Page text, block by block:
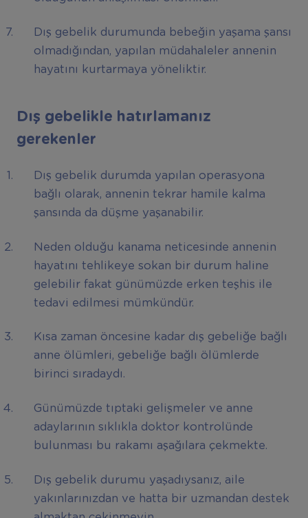
Dış gebelik durumunda bebeğin yaşama şansı
olmadığından, yapılan müdahaleler annenin
hayatını kurtarmaya yöneliktir.
Dış gebelikle hatırlamanız
gerekenler
Dış gebelik durumda yapılan operasyona
bağlı olarak, annenin tekrar hamile kalma
şansında da düşme yaşanabilir.
Neden olduğu kanama neticesinde annenin
hayatını tehlikeye sokan bir durum haline
gelebilir fakat günümüzde erken teşhis ile
tedavi edilmesi mümkündür.
Kısa zaman öncesine kadar dış gebeliğe bağlı
anne ölümleri, gebeliğe bağlı ölümlerde
birinci sıradaydı.
Günümüzde tıptaki gelişmeler ve anne
adaylarının sıklıkla doktor kontrolünde
bulunması bu rakamı aşağılara çekmekte.
Dış gebelik durumu yaşadıysanız, aile
yakınlarınızdan ve hatta bir uzmandan destek